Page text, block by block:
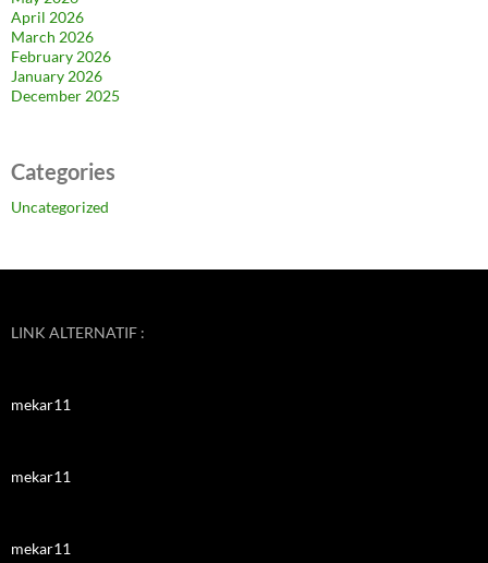
April 2026
March 2026
February 2026
January 2026
December 2025
Categories
Uncategorized
LINK ALTERNATIF :
mekar11
mekar11
mekar11